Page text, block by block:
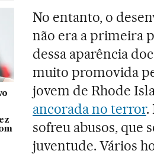
No entanto, o
não era a primeira
dessa aparência
muito promovida
jovem de Rhode
ancorada no terror.
sofreu abusos, que
juventude. Vários